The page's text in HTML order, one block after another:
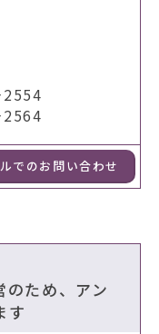
でのお問い合わせ
のため、アン
す